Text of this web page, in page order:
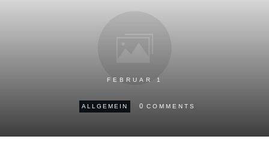
FEBRUAR 1
ALLGEMEIN 0 COMMENTS